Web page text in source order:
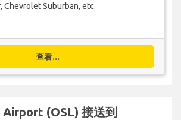
Chevrolet Suburban, etc.
查看...
(OSL) 接送到